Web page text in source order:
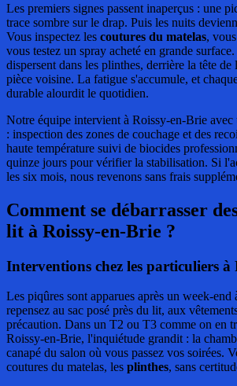
Les premiers signes passent inaperçus : une
trace sombre sur le drap. Puis les nuits
Vous inspectez les coutures du matelas,
vous testez un spray acheté en grande
dispersent dans les plinthes, derrière la tête
pièce voisine. La fatigue s'accumule, et
durable alourdit le quotidien.
Notre équipe intervient à Roissy-en-Brie avec
: inspection des zones de couchage et des
haute température suivi de biocides
quinze jours pour vérifier la stabilisation. Si
les six mois, nous revenons sans frais
Comment se débarrasser
lit à Roissy-en-Brie ?
Interventions chez les particuliers à
Les piqûres sont apparues après un week-end
repensez au sac posé près du lit, aux
précaution. Dans un T2 ou T3 comme on en
Roissy-en-Brie, l'inquiétude grandit : la
canapé du salon où vous passez vos soirées.
coutures du matelas, les plinthes, sans